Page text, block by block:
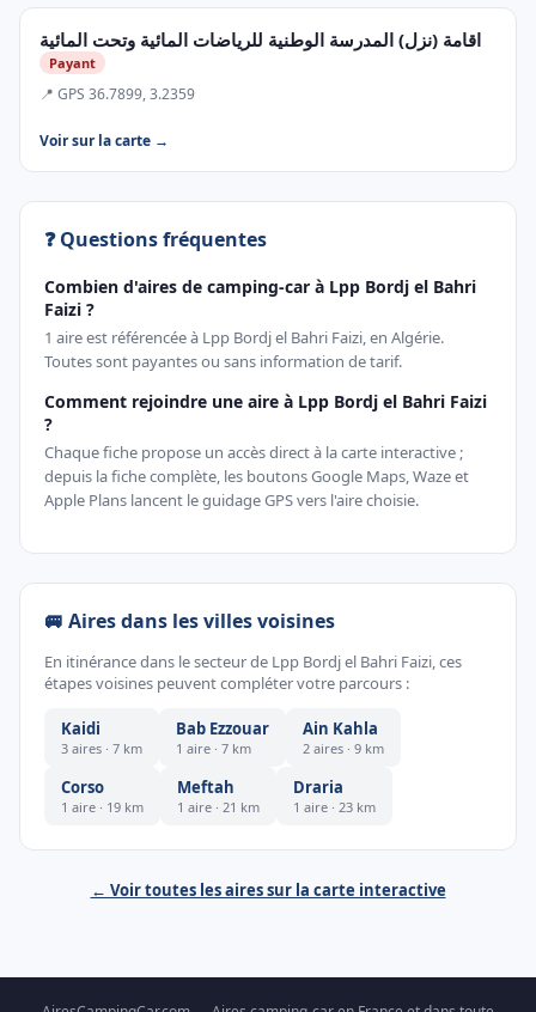
اقامة (نزل) المدرسة الوطنية للرياضات المائية وتحت المائية
Payant
📍 GPS 36.7899, 3.2359
Voir sur la carte →
❓ Questions fréquentes
Combien d'aires de camping-car à Lpp Bordj el Bahri
Faizi ?
1 aire est référencée à Lpp Bordj el Bahri Faizi, en Algérie.
Toutes sont payantes ou sans information de tarif.
Comment rejoindre une aire à Lpp Bordj el Bahri Faizi
?
Chaque fiche propose un accès direct à la carte interactive ;
depuis la fiche complète, les boutons Google Maps, Waze et
Apple Plans lancent le guidage GPS vers l'aire choisie.
🚐 Aires dans les villes voisines
En itinérance dans le secteur de Lpp Bordj el Bahri Faizi, ces
étapes voisines peuvent compléter votre parcours :
Kaidi
3 aires · 7 km
Bab Ezzouar
1 aire · 7 km
Ain Kahla
2 aires · 9 km
Corso
1 aire · 19 km
Meftah
1 aire · 21 km
Draria
1 aire · 23 km
← Voir toutes les aires sur la carte interactive